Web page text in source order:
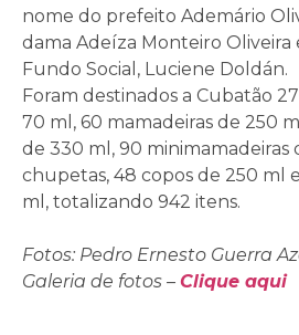
nome do prefeito Ademário
dama Adeíza Monteiro Oliveira
Fundo Social, Luciene Doldán.
Foram destinados a Cubatão
70 ml, 60 mamadeiras de 250
de 330 ml, 90 minimamadeiras
chupetas, 48 copos de 250 ml
ml, totalizando 942 itens.
Fotos: Pedro Ernesto Guerra
Galeria de fotos – Clique aqui